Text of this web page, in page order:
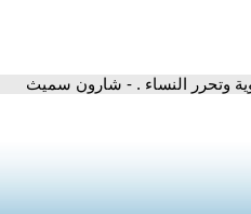
وتحرر النساء . - شارون سميث